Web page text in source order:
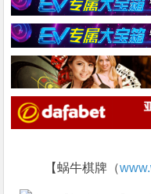
【蜗牛棋牌（